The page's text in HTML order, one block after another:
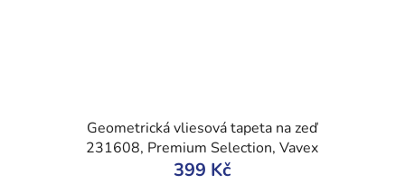
Geometrická vliesová tapeta na zeď
231608, Premium Selection, Vavex
399 Kč